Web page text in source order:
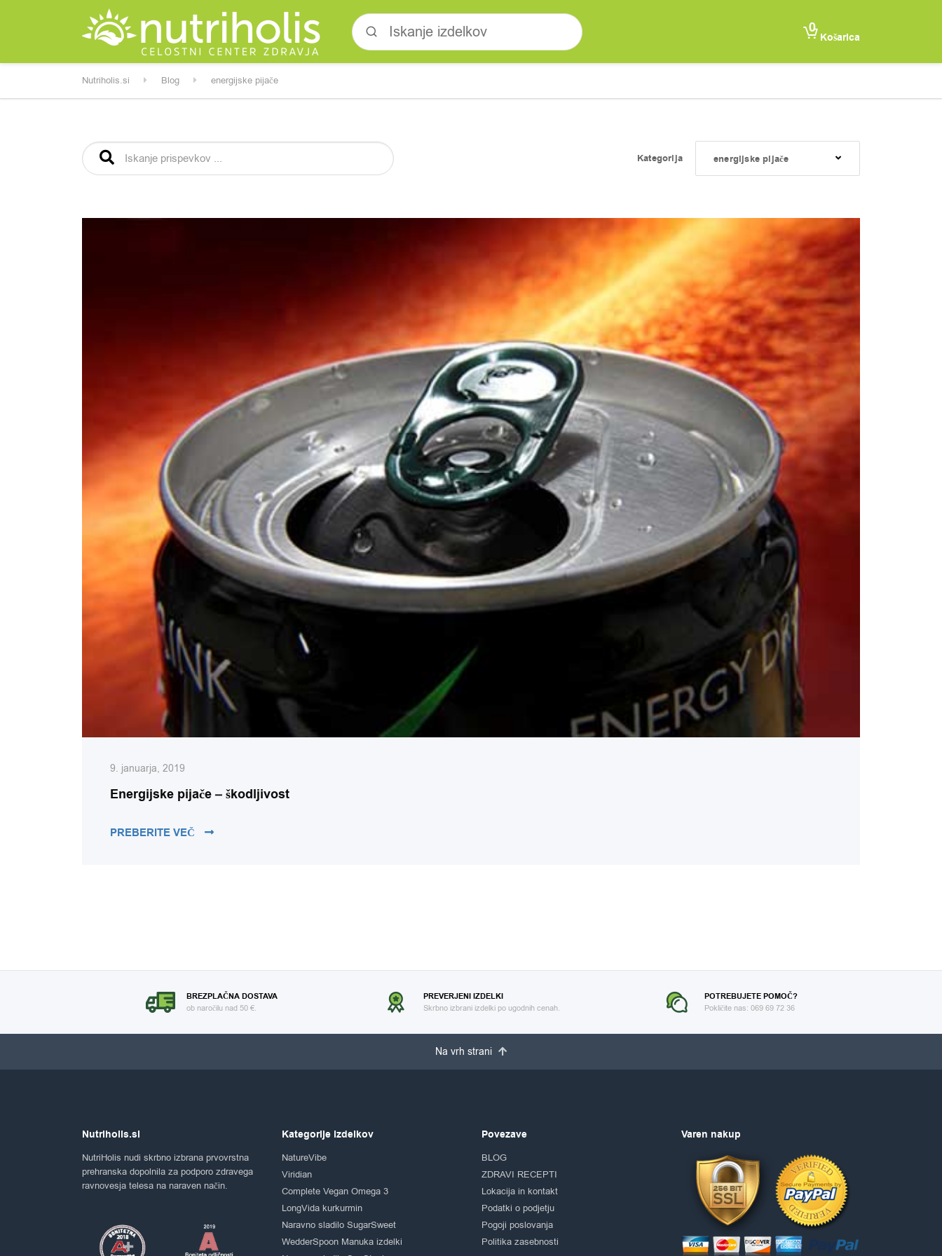
0
Košarica
Nutriholis.si Blog energijske pijače
Išči: Kategorija energijske pijače
9. januarja, 2019
Energijske pijače – škodljivost
PREBERITE VEČ ENERGIJSKE PIJAČE – ŠKODLJIVOST
BREZPLAČNA DOSTAVA
ob naročilu nad 50 €.
PREVERJENI IZDELKI
Skrbno izbrani izdelki po ugodnih cenah.
POTREBUJETE POMOČ?
Pokličite nas: 069 69 72 36
Na vrh strani
Nutriholis.si
NutriHolis nudi skrbno izbrana prvovrstna
prehranska dopolnila za podporo zdravega
ravnovesja telesa na naraven način.
Kategorije izdelkov
NatureVibe
Viridian
Complete Vegan Omega 3
LongVida kurkurmin
Naravno sladilo SugarSweet
WedderSpoon Manuka izdelki
Povezave
BLOG
ZDRAVI RECEPTI
Lokacija in kontakt
Podatki o podjetju
Pogoji poslovanja
Politika zasebnosti
Varen nakup